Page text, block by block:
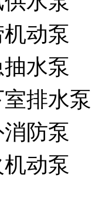
动泵
水泵
排水泵
防泵
动泵